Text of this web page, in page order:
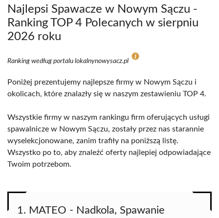
Najlepsi Spawacze w Nowym Sączu -
Ranking TOP 4 Polecanych w sierpniu
2026 roku
Ranking według portalu lokalnynowysacz.pl
Poniżej prezentujemy najlepsze firmy w Nowym Sączu i
okolicach, które znalazły się w naszym zestawieniu TOP 4.
Wszystkie firmy w naszym rankingu firm oferujących usługi
spawalnicze w Nowym Sączu, zostały przez nas starannie
wyselekcjonowane, zanim trafiły na poniższą listę.
Wszystko po to, aby znaleźć oferty najlepiej odpowiadające
Twoim potrzebom.
1. MATEO - Nadkola, Spawanie